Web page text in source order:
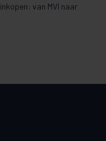
van MVI naar